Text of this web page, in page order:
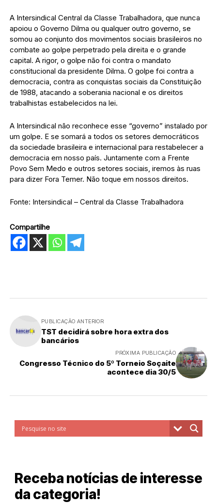
A Intersindical Central da Classe Trabalhadora, que nunca
apoiou o Governo Dilma ou qualquer outro governo, se
somou ao conjunto dos movimentos sociais brasileiros no
combate ao golpe perpetrado pela direita e o grande
capital. A rigor, o golpe não foi contra o mandato
constitucional da presidente Dilma. O golpe foi contra a
democracia, contra as conquistas sociais da Constituição
de 1988, atacando a soberania nacional e os direitos
trabalhistas estabelecidos na lei.
A Intersindical não reconhece esse “governo” instalado por
um golpe. E se somará a todos os setores democráticos
da sociedade brasileira e internacional para restabelecer a
democracia em nosso país. Juntamente com a Frente
Povo Sem Medo e outros setores sociais, iremos às ruas
para dizer Fora Temer. Não toque em nossos direitos.
Fonte: Intersindical – Central da Classe Trabalhadora
Compartilhe
PUBLICAÇÃO ANTERIOR
TST decidirá sobre hora extra dos
bancários
PRÓXIMA PUBLICAÇÃO
Congresso Técnico do 5º Torneio Soçaite
acontece dia 30/5
Receba notícias de interesse
da categoria!